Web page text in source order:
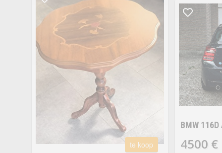
te koop
BMW
4500 €